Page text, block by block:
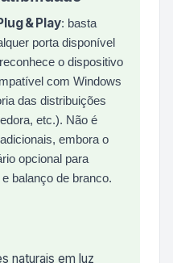
& Play: basta
porta disponível
o dispositivo
com Windows
das distribuições
etc.). Não é
embora o
opcional para
balanço de branco.
naturais em luz